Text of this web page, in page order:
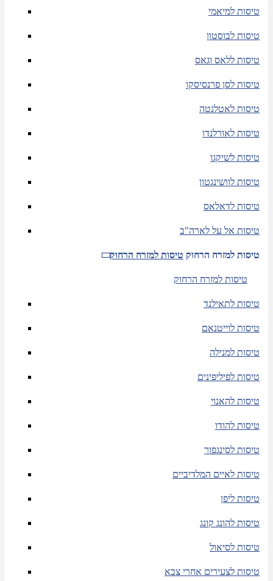
טיסות למיאמי
טיסות לבוסטון
טיסות ללאס וגאס
טיסות לסן פרנסיסקו
טיסות לאטלנטה
טיסות לאורלנדו
טיסות לשיקגו
טיסות לוושינגטון
טיסות לדאלאס
טיסות אל על לארה"ב
טיסות למזרח הרחוק טיסות למזרח הרחוק
טיסות למזרח הרחוק
טיסות לתאילנד
טיסות לוייטנאם
טיסות למנילה
טיסות לפיליפינים
טיסות להאנוי
טיסות להודו
טיסות לסינגפור
טיסות לאיים המלדיביים
טיסות ליפן
טיסות להונג קונג
טיסות לסיאול
טיסות לצעירים אחרי צבא